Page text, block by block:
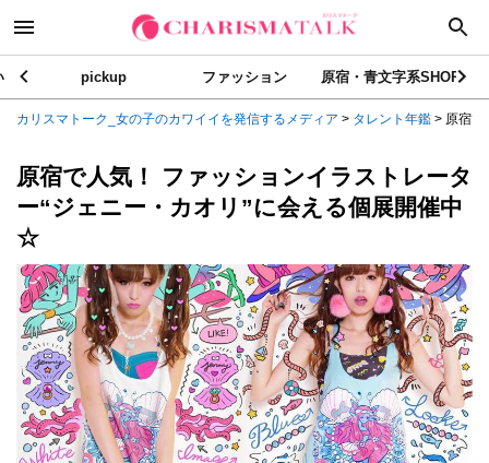
pickup ファッション 原宿・青文字系SHOP
カリスマトーク_女の子のカワイイを発信するメディア > タレント年鑑 > 原宿で
原宿で人気！ ファッションイラストレータ
ー“ジェニー・カオリ”に会える個展開催中
☆